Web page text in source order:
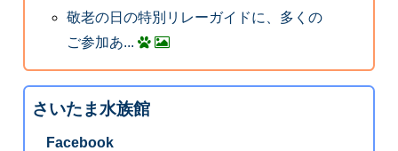
敬老の日の特別リレーガイドに、多くの
ご参加あ...
さいたま水族館
Facebook